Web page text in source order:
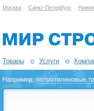
Москва Санкт-Петербург
Товары Услуги
Например,полиэтиленовые